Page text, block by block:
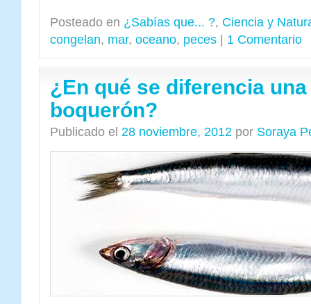
Posteado en ¿Sabías que... ?, Ciencia y
congelan, mar, oceano, peces 1 Comentario
¿En qué se diferencia
boquerón?
Publicado el 28 noviembre, 2012 por Soraya